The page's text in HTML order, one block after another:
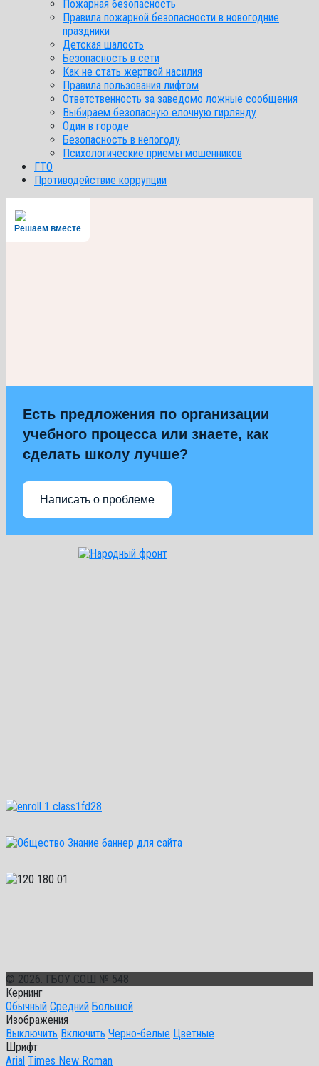
Пожарная безопасность
Правила пожарной безопасности в новогодние
праздники
Детская шалость
Безопасность в сети
Как не стать жертвой насилия
Правила пользования лифтом
Ответственность за заведомо ложные сообщения
Выбираем безопасную елочную гирлянду
Один в городе
Безопасность в непогоду
Психологические приемы мошенников
ГТО
Противодействие коррупции
Решаем вместе
Есть предложения по организации
учебного процесса или знаете, как
сделать школу лучше?
Написать о проблеме
© 2026. ГБОУ СОШ № 548
Кернинг
Обычный Средний Большой
Изображения
Выключить Включить Черно-белые Цветные
Шрифт
Arial Times New Roman